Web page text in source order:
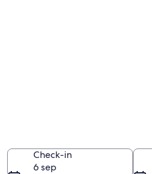
Check-in
6 sep